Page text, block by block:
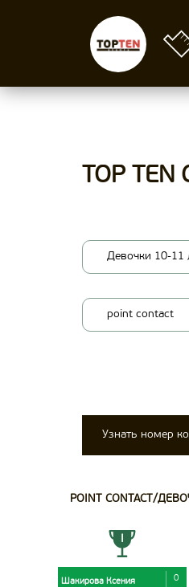
TOP TEN
Девочки 10-11
point contact
Узнать номер
POINT CONTACT/
Шакирова Ксения
0